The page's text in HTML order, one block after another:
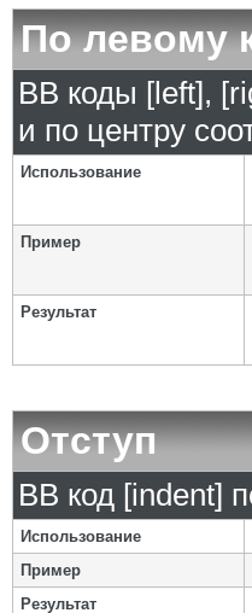
По левому
BB коды [left],
и по центру
Использование
Пример
Результат
Отступ
BB код [indent]
Использование
Пример
Результат